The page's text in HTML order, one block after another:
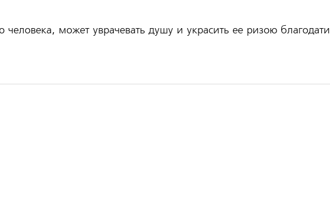
может уврачевать душу и украсить ее ризою благодати